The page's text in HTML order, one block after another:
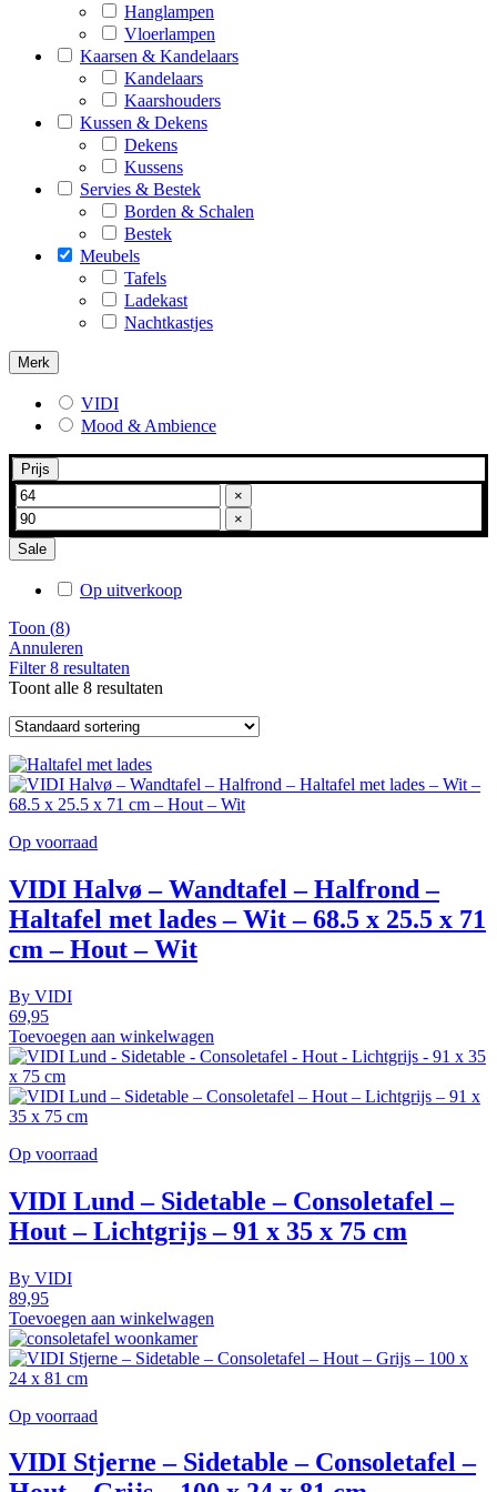
Hanglampen
Vloerlampen
Kaarsen & Kandelaars
Kandelaars
Kaarshouders
Kussen & Dekens
Dekens
Kussens
Servies & Bestek
Borden & Schalen
Bestek
Meubels
Tafels
Ladekast
Nachtkastjes
Merk
VIDI
Mood & Ambience
Prijs
×
×
Sale
Op uitverkoop
Toon (8)
Annuleren
Filter8 resultaten
Toont alle 8 resultaten
Op voorraad
VIDI Halvø – Wandtafel – Halfrond –
Haltafel met lades – Wit – 68.5 x 25.5 x 71
cm – Hout – Wit
By VIDI
69,95
Toevoegen aan winkelwagen
Op voorraad
VIDI Lund – Sidetable – Consoletafel –
Hout – Lichtgrijs – 91 x 35 x 75 cm
By VIDI
89,95
Toevoegen aan winkelwagen
Op voorraad
VIDI Stjerne – Sidetable – Consoletafel –